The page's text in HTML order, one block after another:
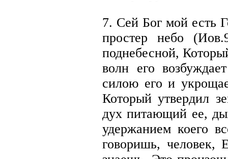
7. Сей Бог мой есть
простер небо
поднебесной,
волн его
силою его и
Который утвердил
дух питающий ее,
удержанием коего
говоришь,